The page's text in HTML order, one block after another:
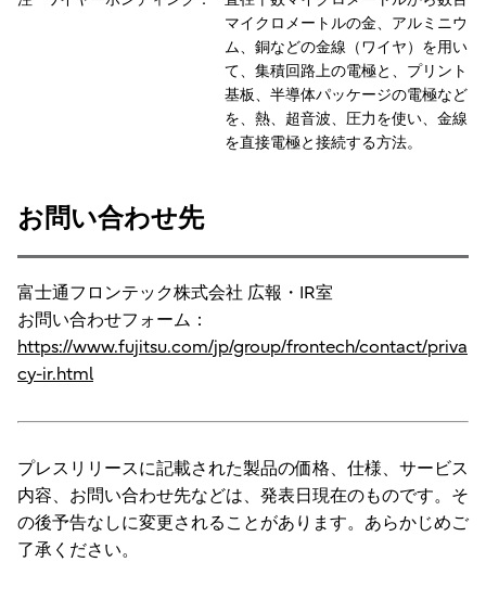
マイクロメートルの金、アルミニウ
ム、銅などの金線（ワイヤ）を用い
て、集積回路上の電極と、プリント
基板、半導体パッケージの電極など
を、熱、超音波、圧力を使い、金線
を直接電極と接続する方法。
お問い合わせ先
富士通フロンテック株式会社 広報・IR室
お問い合わせフォーム：
https://www.fujitsu.com/jp/group/frontech/contact/priva
cy-ir.html
プレスリリースに記載された製品の価格、仕様、サービス
内容、お問い合わせ先などは、発表日現在のものです。そ
の後予告なしに変更されることがあります。あらかじめご
了承ください。